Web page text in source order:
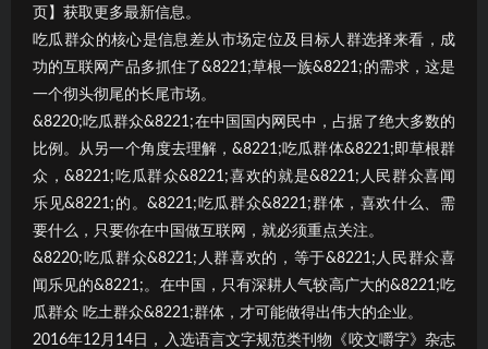
页】获取更多最新信息。
吃瓜群众的核心是信息差从市场定位及目标人群选择来看，成
功的互联网产品多抓住了&8221;草根一族&8221;的需求，这是
一个彻头彻尾的长尾市场。
&8220;吃瓜群众&8221;在中国国内网民中，占据了绝大多数的
比例。从另一个角度去理解，&8221;吃瓜群体&8221;即草根群
众，&8221;吃瓜群众&8221;喜欢的就是&8221;人民群众喜闻
乐见&8221;的。&8221;吃瓜群众&8221;群体，喜欢什么、需
要什么，只要你在中国做互联网，就必须重点关注。
&8220;吃瓜群众&8221;人群喜欢的，等于&8221;人民群众喜
闻乐见的&8221;。在中国，只有深耕人气较高广大的&8221;吃
瓜群众 吃土群众&8221;群体，才可能做得出伟大的企业。
2016年12月14日，入选语言文字规范类刊物《咬文嚼字》杂志